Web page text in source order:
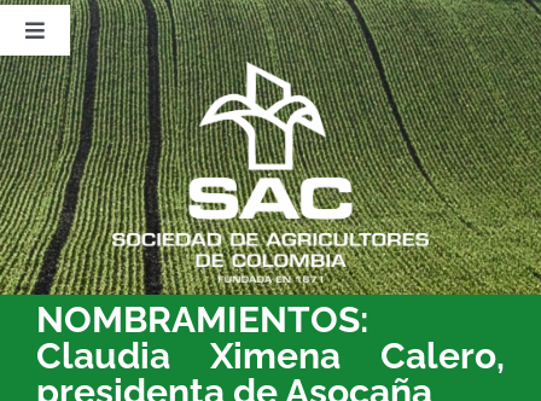
Saltar
contenido
Toggle
Navigation
Nosotros
Publicaciones
Sala de Prensa
Eventos
NOMBRAMIENTOS:
Claudia Ximena Calero,
presidenta de Asocaña